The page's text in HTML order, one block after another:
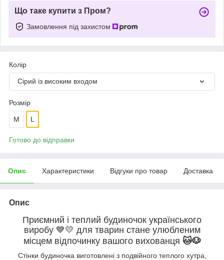
Що таке купити з Пром?
Замовлення під захистом
Колір
Сірий із високим входом
Розмір
M L
Готово до відправки
Опис Характеристики Відгуки про товар Доставка
Опис
Приємний і теплий будиночок українського
виробу 💙💛 для тварин стане улюбленим
місцем відпочинку вашого вихованця 🐱🐶
Стінки будиночка виготовлені з подвійного теплого хутра,